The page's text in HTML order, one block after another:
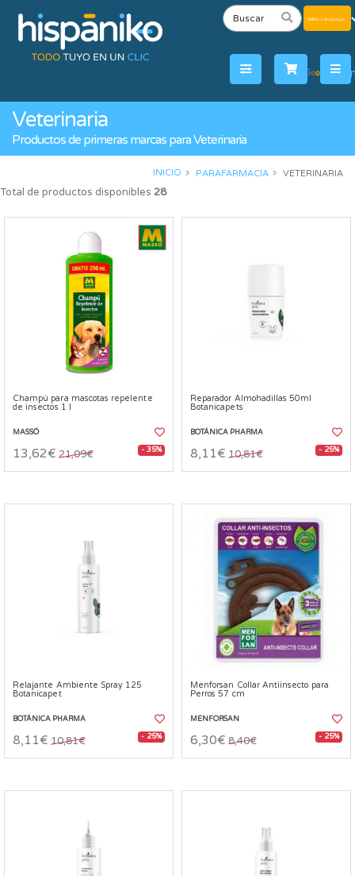
by
Veterinaria
Productos de primeras marcas para Veterinaria
INICIO PARAFARMACIA VETERINARIA
Total de productos disponibles 28
Champú para mascotas repelente
de insectos 1 l
MASSÓ
13,62€ 21,09€ - 35%
Reparador Almohadillas 50ml
Botanicapets
BOTÁNICA PHARMA
8,11€ 10,81€ - 25%
Relajante Ambiente Spray 125
Botanicapet
BOTÁNICA PHARMA
8,11€ 10,81€ - 25%
Menforsan Collar Antiinsecto para
Perros 57 cm
MENFORSAN
6,30€ 8,40€ - 25%